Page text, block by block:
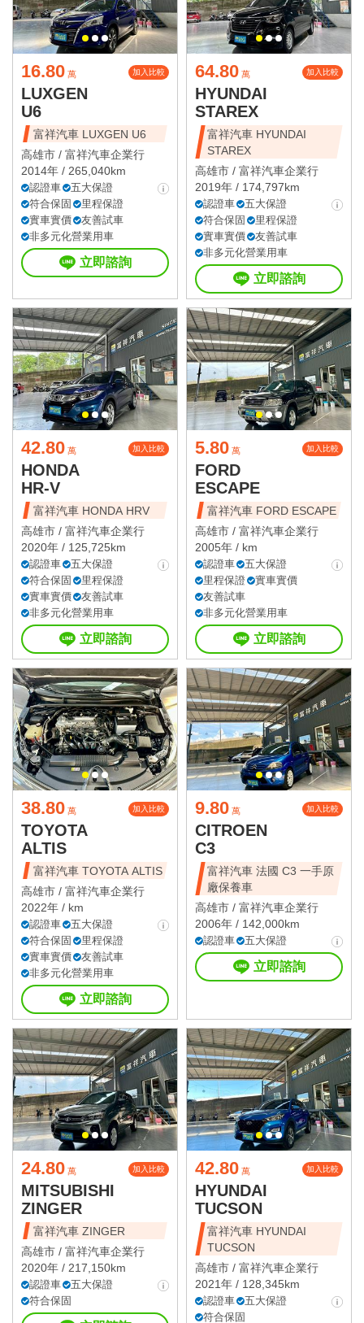
16.80 萬 加入比較
LUXGEN
U6
富祥汽車 LUXGEN U6
高雄市 / 富祥汽車企業行
2014年 / 265,040km
認證車
五大保證
符合保固
里程保證
實車實價
友善試車
非多元化營業用車
立即諮詢
64.80 萬 加入比較
HYUNDAI
STAREX
富祥汽車 HYUNDAI
STAREX
高雄市 / 富祥汽車企業行
2019年 / 174,797km
認證車
五大保證
符合保固
里程保證
實車實價
友善試車
非多元化營業用車
立即諮詢
42.80 萬 加入比較
HONDA
HR-V
富祥汽車 HONDA HRV
高雄市 / 富祥汽車企業行
2020年 / 125,725km
認證車
五大保證
符合保固
里程保證
實車實價
友善試車
非多元化營業用車
立即諮詢
5.80 萬 加入比較
FORD
ESCAPE
富祥汽車 FORD ESCAPE
高雄市 / 富祥汽車企業行
2005年 / km
認證車
五大保證
里程保證
實車實價
友善試車
非多元化營業用車
立即諮詢
38.80 萬 加入比較
TOYOTA
ALTIS
富祥汽車 TOYOTA ALTIS
高雄市 / 富祥汽車企業行
2022年 / km
認證車
五大保證
符合保固
里程保證
實車實價
友善試車
非多元化營業用車
立即諮詢
9.80 萬 加入比較
CITROEN
C3
富祥汽車 法國 C3 一手原
廠保養車
高雄市 / 富祥汽車企業行
2006年 / 142,000km
認證車 五大保證
立即諮詢
24.80 萬 加入比較
MITSUBISHI
ZINGER
富祥汽車 ZINGER
高雄市 / 富祥汽車企業行
2020年 / 217,150km
認證車
五大保證
符合保固
42.80 萬 加入比較
HYUNDAI
TUCSON
富祥汽車 HYUNDAI
TUCSON
高雄市 / 富祥汽車企業行
2021年 / 128,345km
認證車
五大保證
符合保固